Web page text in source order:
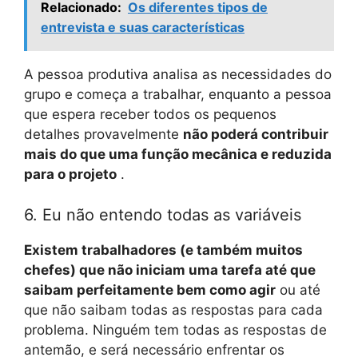
Relacionado: Os diferentes tipos de
entrevista e suas características
A pessoa produtiva analisa as necessidades do
grupo e começa a trabalhar, enquanto a pessoa
que espera receber todos os pequenos
detalhes provavelmente não poderá contribuir
mais do que uma função mecânica e reduzida
para o projeto .
6. Eu não entendo todas as variáveis
Existem trabalhadores (e também muitos
chefes) que não iniciam uma tarefa até que
saibam perfeitamente bem como agir ou até
que não saibam todas as respostas para cada
problema. Ninguém tem todas as respostas de
antemão, e será necessário enfrentar os